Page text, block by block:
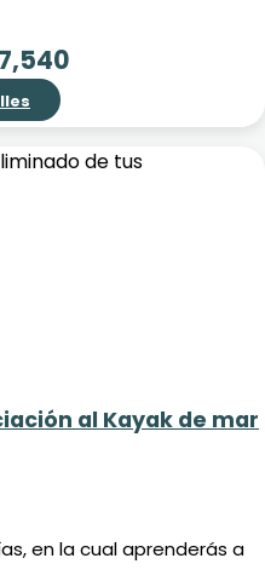
7,540
de tus
al Kayak de mar
en la cual aprenderás a